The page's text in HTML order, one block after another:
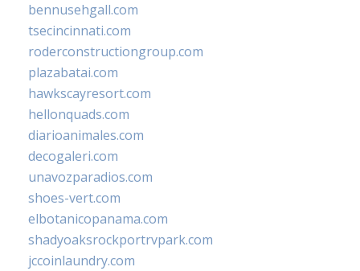
bennusehgall.com
tsecincinnati.com
roderconstructiongroup.com
plazabatai.com
hawkscayresort.com
hellonquads.com
diarioanimales.com
decogaleri.com
unavozparadios.com
shoes-vert.com
elbotanicopanama.com
shadyoaksrockportrvpark.com
jccoinlaundry.com